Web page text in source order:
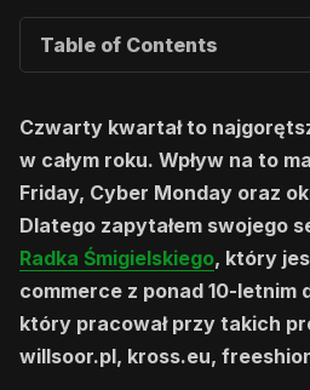
RODO
Table of Contents
Czwarty kwartał to
w całym roku. Wpływ na to
Friday, Cyber Monday oraz
Dlatego zapytałem swojego
Radka Śmigielskiego, który
commerce z ponad 10-letnim
który pracował przy takich
willsoor.pl, kross.eu,